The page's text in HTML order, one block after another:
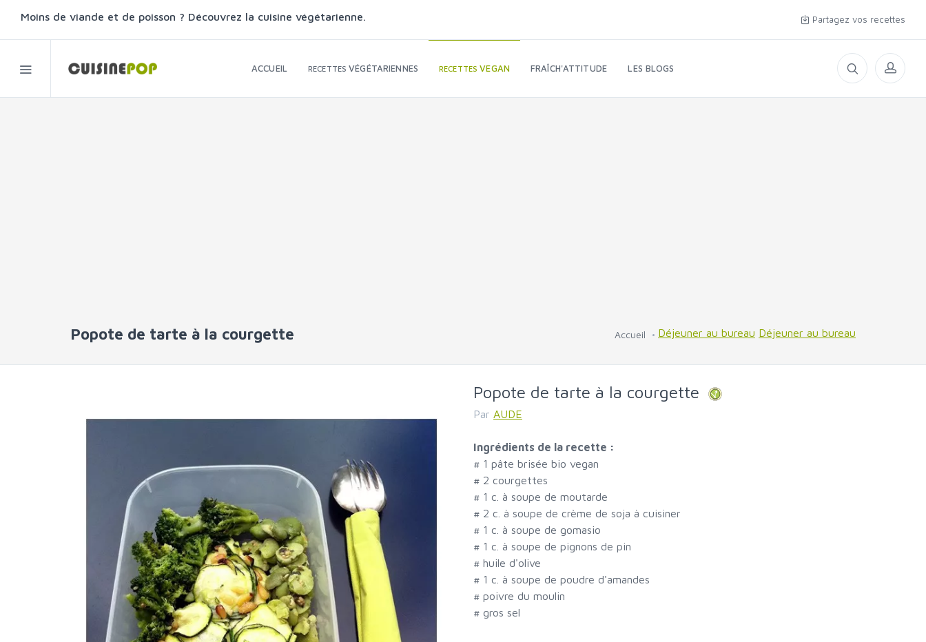
Moins de viande et de poisson ? Découvrez la cuisine végétarienne. Partagez vos recettes
ACCUEIL RECETTESVÉGÉTARIENNES RECETTESVEGAN FRAÎCH'ATTITUDE LES BLOGS
Popote de tarte à la courgette Accueil Déjeuner au bureau Déjeuner au bureau
Popote de tarte à la courgette
Par AUDE
Ingrédients de la recette :
# 1 pâte brisée bio vegan
# 2 courgettes
# 1 c. à soupe de moutarde
# 2 c. à soupe de crème de soja à cuisiner
# 1 c. à soupe de gomasio
# 1 c. à soupe de pignons de pin
# huile d'olive
# 1 c. à soupe de poudre d'amandes
# poivre du moulin
# gros sel